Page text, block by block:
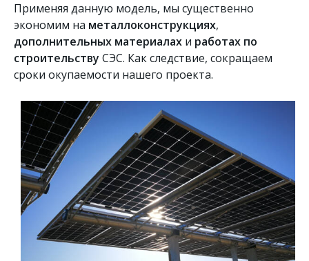
Применяя данную модель, мы существенно
экономим на металлоконструкциях,
дополнительных материалах и работах по
строительству СЭС. Как следствие, сокращаем
сроки окупаемости нашего проекта.